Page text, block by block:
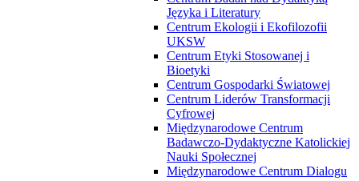
Języka i Literatury
Centrum Ekologii i Ekofilozofii
UKSW
Centrum Etyki Stosowanej i
Bioetyki
Centrum Gospodarki Światowej
Centrum Liderów Transformacji
Cyfrowej
Międzynarodowe Centrum
Badawczo-Dydaktyczne Katolickiej
Nauki Społecznej
Międzynarodowe Centrum Dialogu